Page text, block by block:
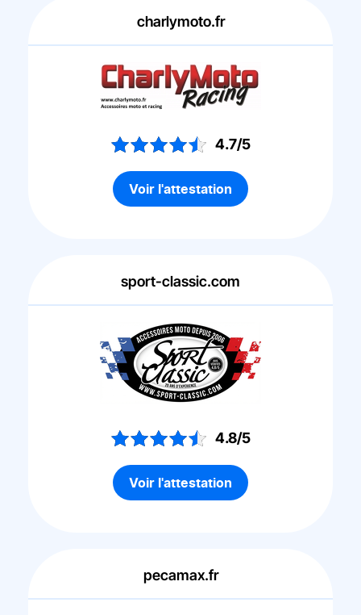
charlymoto.fr
4.7/5
Voir l'attestation
sport-classic.com
4.8/5
Voir l'attestation
pecamax.fr